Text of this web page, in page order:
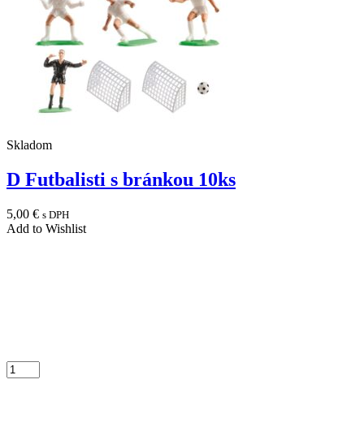
Skladom
D Futbalisti s bránkou 10ks
5,00 € s DPH
Add to Wishlist